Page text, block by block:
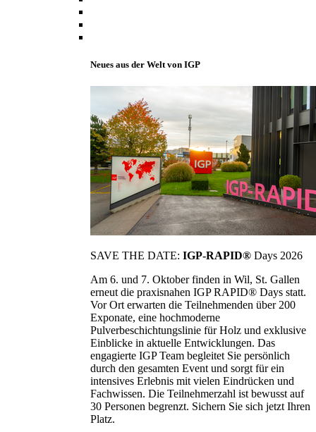
Neues aus der Welt von IGP
SAVE THE DATE: IGP-RAPID® Days 2026
Am 6. und 7. Oktober finden in Wil, St. Gallen
erneut die praxisnahen IGP RAPID® Days statt.
Vor Ort erwarten die Teilnehmenden über 200
Exponate, eine hochmoderne
Pulverbeschichtungslinie für Holz und exklusive
Einblicke in aktuelle Entwicklungen. Das
engagierte IGP Team begleitet Sie persönlich
durch den gesamten Event und sorgt für ein
intensives Erlebnis mit vielen Eindrücken und
Fachwissen. Die Teilnehmerzahl ist bewusst auf
30 Personen begrenzt. Sichern Sie sich jetzt Ihren
Platz.